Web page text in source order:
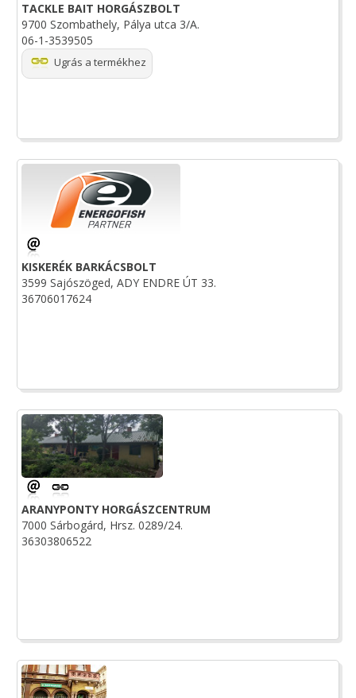
TACKLE BAIT HORGÁSZBOLT
9700 Szombathely, Pálya utca 3/A.
06-1-3539505
Ugrás a termékhez
KISKERÉK BARKÁCSBOLT
3599 Sajószöged, ADY ENDRE ÚT 33.
36706017624
ARANYPONTY HORGÁSZCENTRUM
7000 Sárbogárd, Hrsz. 0289/24.
36303806522